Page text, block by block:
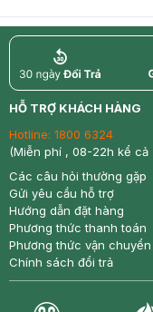
return
HỖ TRỢ KHÁCH HÀNG
Hotline: 1800 6324
(Miễn phí , 08-22h kể cả
Các câu hỏi thường gặp
Gửi yêu cầu hỗ trợ
Hướng dẫn đặt hàng
Phương thức thanh toán
Phương thức vận chuyển
Chính sách đổi trả